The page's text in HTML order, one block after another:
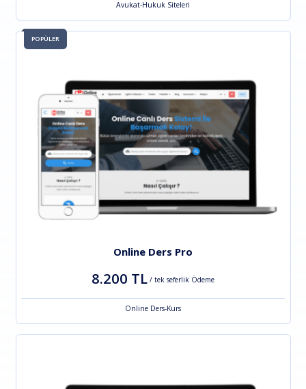
Avukat-Hukuk Siteleri
POPÜLER
Online Ders Pro
8.200 TL / tek seferlik Ödeme
Online Ders-Kurs